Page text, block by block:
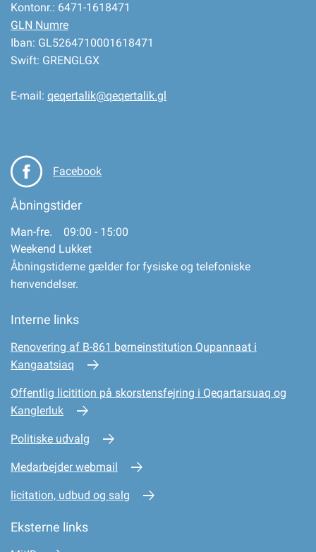
Kontonr.: 6471-1618471
GLN Numre
Iban: GL5264710001618471
Swift: GRENGLGX
E-mail: qeqertalik@qeqertalik.gl
Facebook
Åbningstider
Man-fre. 09:00 - 15:00
Weekend Lukket
Åbningstiderne gælder for fysiske og telefoniske
henvendelser.
Interne links
Renovering af B-861 børneinstitution Qupannaat i
Kangaatsiaq
Offentlig licitition på skorstensfejring i Qeqartarsuaq og
Kanglerluk
Politiske udvalg
Medarbejder webmail
licitation, udbud og salg
Eksterne links